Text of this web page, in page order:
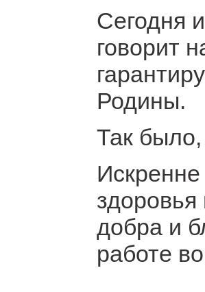
Сегодня
говорит
Родины.
Так было,
здоровья
добра и
работе